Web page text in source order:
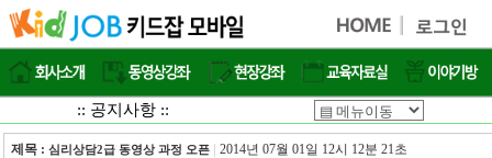
:: 공지사항 ::
제목 : 심리상담2급 동영상 과정 오픈 2014년 07월 01일 12시 12분 21초